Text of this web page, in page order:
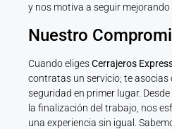
y nos motiva a seguir mejorando
Nuestro
Cuando eligesCerrajeros
contratas un servicio; te asocias
seguridad en primer lugar.
la finalización del trabajo, nos
una experiencia sin igual.